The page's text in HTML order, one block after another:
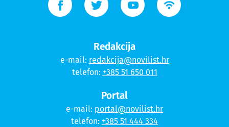
Redakcija
e-mail: redakcija@novilist.hr
telefon: +385 51 650 011
Portal
e-mail: portal@novilist.hr
telefon: +385 51 444 334